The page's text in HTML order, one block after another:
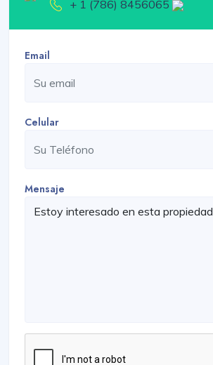
+ 1 (786) 8456065
Email
Celular
Mensaje